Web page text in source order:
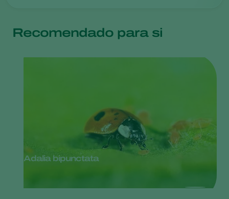
Recomendado para si
Adalia bipunctata